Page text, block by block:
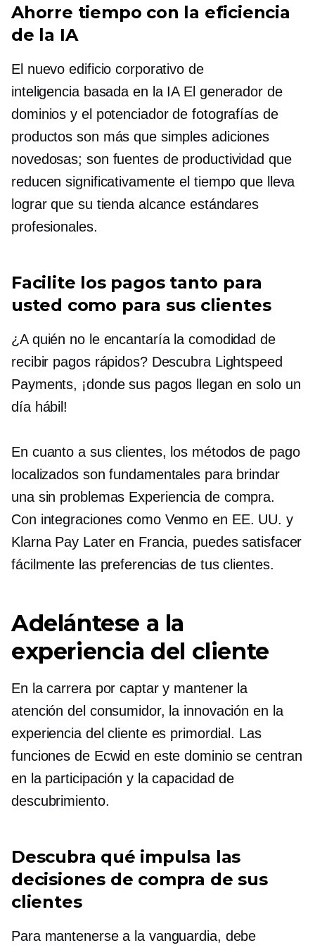
Ahorre tiempo con la eficiencia
de la IA
El nuevo edificio corporativo de
inteligencia basada en la IAEl generador de
dominios y el potenciador de fotografías de
productos son más que simples adiciones
novedosas; son fuentes de productividad que
reducen significativamente el tiempo que lleva
lograr que su tienda alcance estándares
profesionales.
Facilite los pagos tanto para
usted como para sus clientes
¿A quién no le encantaría la comodidad de
recibir pagos rápidos? Descubra Lightspeed
Payments, ¡donde sus pagos llegan en solo un
día hábil!
En cuanto a sus clientes, los métodos de pago
localizados son fundamentales para brindar
una sin problemas Experiencia de compra.
Con integraciones como Venmo en EE. UU. y
Klarna Pay Later en Francia, puedes satisfacer
fácilmente las preferencias de tus clientes.
Adelántese a la
experiencia del cliente
En la carrera por captar y mantener la
atención del consumidor, la innovación en la
experiencia del cliente es primordial. Las
funciones de Ecwid en este dominio se centran
en la participación y la capacidad de
descubrimiento.
Descubra qué impulsa las
decisiones de compra de sus
clientes
Para mantenerse a la vanguardia, debe